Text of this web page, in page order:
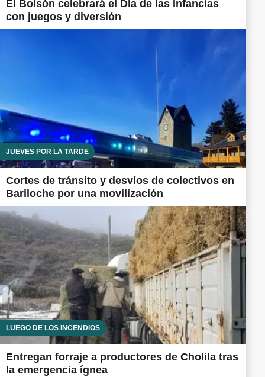
El Bolsón celebrará el Día de las Infancias
con juegos y diversión
JUEVES POR LA TARDE
Cortes de tránsito y desvíos de colectivos en
Bariloche por una movilización
LUEGO DE LOS INCENDIOS
Entregan forraje a productores de Cholila tras
la emergencia ígnea